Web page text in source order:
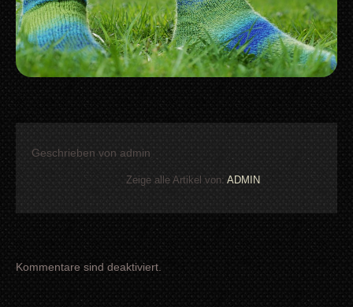
Geschrieben von admin
Zeige alle Artikel von: ADMIN
Kommentare sind deaktiviert.